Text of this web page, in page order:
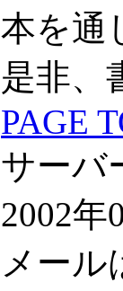
本を通
是非、
PAGE
サーバ
2002年
メール